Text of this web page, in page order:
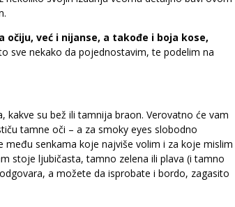
očiju, već i nijanse, a takođe i boja kose,
sve nekako da pojednostavim, te podelim na
su bež ili tamnija braon. Verovatno će vam
tamne oči – a za smoky eyes slobodno
senkama koje najviše volim i za koje mislim
stoje ljubičasta, tamno zelena ili plava (i tamno
a možete da isprobate i bordo, zagasito